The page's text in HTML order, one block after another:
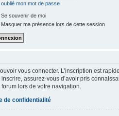
oublié mon mot de passe
Se souvenir de moi
Masquer ma présence lors de cette session
vous connecter. L’inscription est
assurez-vous d’avoir pris
lors de votre navigation.
de confidentialité